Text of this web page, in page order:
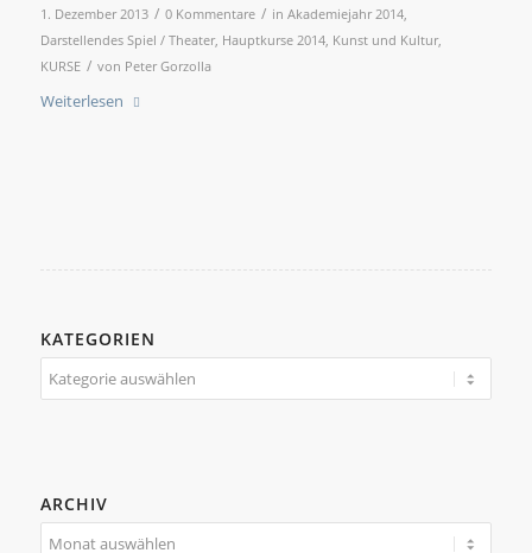
1. Dezember 2013 / 0 Kommentare / in Akademiejahr 2014,
Darstellendes Spiel / Theater, Hauptkurse 2014, Kunst und Kultur,
KURSE / von Peter Gorzolla
Weiterlesen
KATEGORIEN
Kategorien
ARCHIV